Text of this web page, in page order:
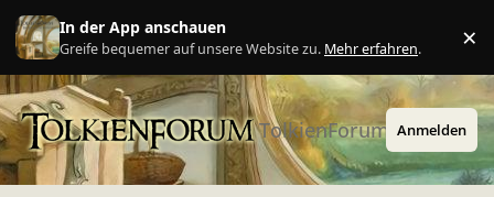
Zu Inhalt springen
In der App anschauen
Greife bequemer auf unsere Website zu. Mehr erfahren. ×
TolkienForum Anmelden